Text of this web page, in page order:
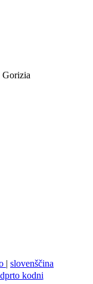
Gorizia
| slovenščina
kodni